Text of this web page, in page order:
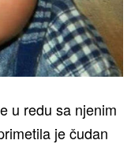
u redu sa njenim
je čudan